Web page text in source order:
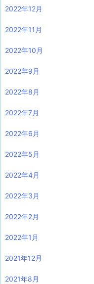
2022年12月
2022年11月
2022年10月
2022年9月
2022年8月
2022年7月
2022年6月
2022年5月
2022年4月
2022年3月
2022年2月
2022年1月
2021年12月
2021年8月